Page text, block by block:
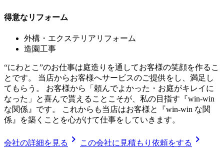
得意なリフォーム
外構・エクステリアリフォーム
造園工事
“にわとこ”のお仕事は庭造りを通してお客様の笑顔を作るこ
とです。 当店からお客様へサービスのご提供をし、満足し
てもらう。 お客様から「頼んでよかった・お庭がキレイに
なった」と喜んで貰えることこそが、私の目指す『win-win
な関係』です。 これからも当店はお客様と『win-win な関
係』を築くことを心がけて仕事をしていきます。
会社の詳細を見る chevron_right この会社に見積もり依頼をする chevron_right